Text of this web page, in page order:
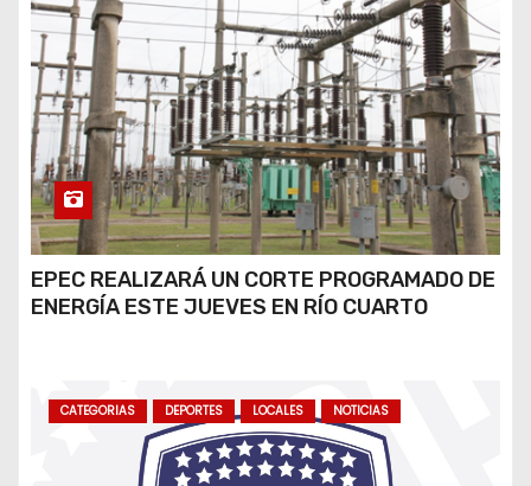
EPEC REALIZARÁ UN CORTE PROGRAMADO DE
ENERGÍA ESTE JUEVES EN RÍO CUARTO
CATEGORIAS DEPORTES LOCALES NOTICIAS